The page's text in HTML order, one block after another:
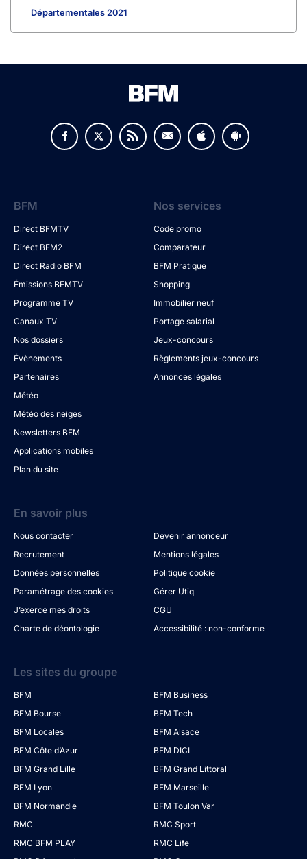
Départementales 2021
BFM
Direct BFMTV
Direct BFM2
Direct Radio BFM
Émissions BFMTV
Programme TV
Canaux TV
Nos dossiers
Évènements
Partenaires
Météo
Météo des neiges
Newsletters BFM
Applications mobiles
Plan du site
Nos services
Code promo
Comparateur
BFM Pratique
Shopping
Immobilier neuf
Portage salarial
Jeux-concours
Règlements jeux-concours
Annonces légales
En savoir plus
Nous contacter
Devenir annonceur
Recrutement
Mentions légales
Données personnelles
Politique cookie
Paramétrage des cookies
Gérer Utiq
J’exerce mes droits
CGU
Charte de déontologie
Accessibilité : non-conforme
Les sites du groupe
BFM
BFM Business
BFM Bourse
BFM Tech
BFM Locales
BFM Alsace
BFM Côte d’Azur
BFM DICI
BFM Grand Lille
BFM Grand Littoral
BFM Lyon
BFM Marseille
BFM Normandie
BFM Toulon Var
RMC
RMC Sport
RMC BFM PLAY
RMC Life